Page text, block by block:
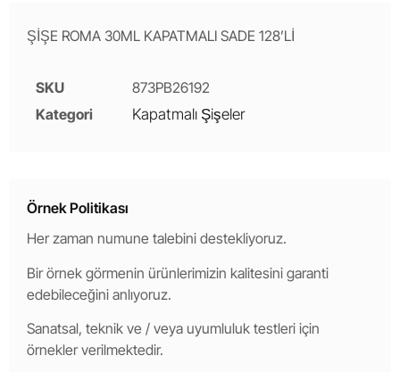
ŞİŞE ROMA 30ML KAPATMALI SADE 128’Lİ
SKU
873PB26192
Kategori
Kapatmalı Şişeler
Örnek Politikası
Her zaman numune talebini destekliyoruz.
Bir örnek görmenin ürünlerimizin kalitesini garanti
edebileceğini anlıyoruz.
Sanatsal, teknik ve / veya uyumluluk testleri için
örnekler verilmektedir.